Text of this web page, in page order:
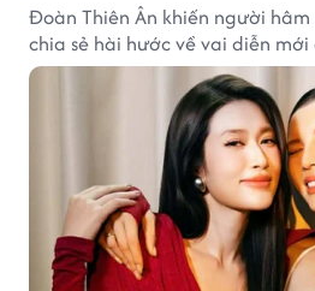
Đoàn Thiên Ân khiến người
chia sẻ hài hước về vai diễn mới